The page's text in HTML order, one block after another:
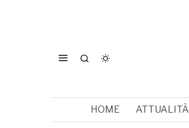
HOME ATTUALITÀ